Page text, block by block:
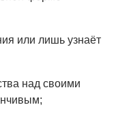
или лишь узнаёт
над своими